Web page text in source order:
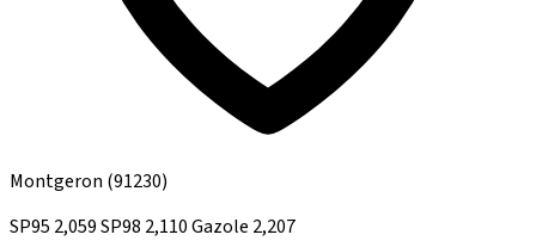
Montgeron (91230)
SP95 2,059SP98 2,110Gazole 2,207